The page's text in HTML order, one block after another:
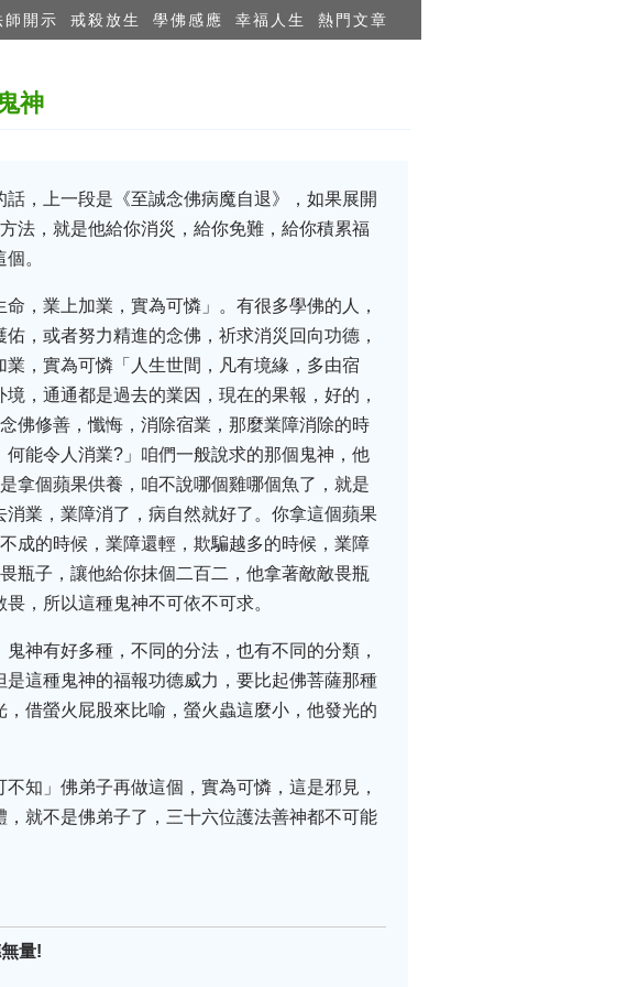
師開示 戒殺放生 學佛感應 幸福人生 熱門文章
神
，上一段是《至誠念佛病魔自退》，如果展開
法，就是他給你消災，給你免難，給你積累福
。
，業上加業，實為可憐」。有很多學佛的人，
，或者努力精進的念佛，祈求消災回向功德，
，實為可憐「人生世間，凡有境緣，多由宿
，通通都是過去的業因，現在的果報，好的，
佛修善，懺悔，消除宿業，那麼業障消除的時
能令人消業?」咱們一般說求的那個鬼神，他
拿個蘋果供養，咱不說哪個雞哪個魚了，就是
業，業障消了，病自然就好了。你拿這個蘋果
成的時候，業障還輕，欺騙越多的時候，業障
瓶子，讓他給你抹個二百二，他拿著敵敵畏瓶
，所以這種鬼神不可依不可求。
神有好多種，不同的分法，也有不同的分類，
這種鬼神的福報功德威力，要比起佛菩薩那種
借螢火屁股來比喻，螢火蟲這麼小，他發光的
知」佛弟子再做這個，實為可憐，這是邪見，
就不是佛弟子了，三十六位護法善神都不可能
量!